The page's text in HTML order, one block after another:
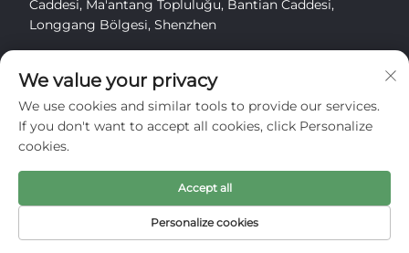
Caddesi, Ma'antang Topluluğu, Bantian Caddesi,
Longgang Bölgesi, Shenzhen
[email protected]
gizlilik
We value your privacy
We use cookies and similar tools to provide our services.
If you don't want to accept all cookies, click Personalize
cookies.
Personalize cookies
Accept all